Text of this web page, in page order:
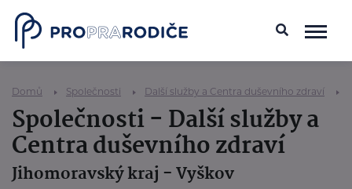
Domů Společnosti Další služby a Centra duševního zdraví
Společnosti - Další služby a
Centra duševního zdraví
Jihomoravský kraj - Vyškov